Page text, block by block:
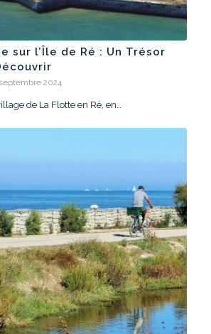
sur l’Île de Ré : Un Trésor
2024
de La Flotte en Ré, en…